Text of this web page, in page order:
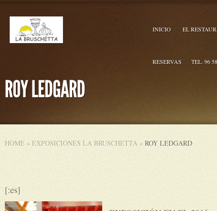
INICIO EL
RESERVAS TEL. 96
HOME » EXPOSICIONES LA BRUSCHETTA » ROY LEDGARD
[:es]